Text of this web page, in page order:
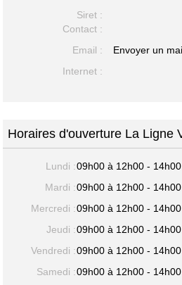
Siret :
Contact :
Email :
Envoyer un
Internet :
Horaires d'ouverture La Ligne
Lundi :09h00 à 12h00 -
Mardi :09h00 à 12h00 -
Mercredi :09h00 à 12h00 -
Jeudi :09h00 à 12h00 -
Vendredi :09h00 à 12h00 -
Samedi :09h00 à 12h00 -